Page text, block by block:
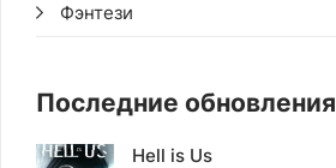
Фэнтези
Последние обновления
Hell is Us